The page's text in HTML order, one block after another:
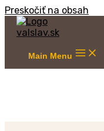
Preskočiť na obsah
Main Menu